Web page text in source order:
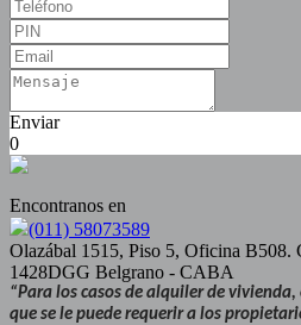
Enviar
0
Encontranos en
(011) 58073589
Olazábal 1515, Piso 5, Oficina B508.
1428DGG Belgrano - CABA
“Para los casos de alquiler de
que se le puede requerir a los